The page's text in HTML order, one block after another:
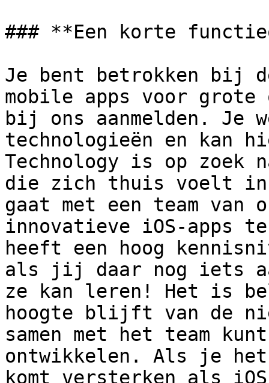
### **Een korte
Je bent betrokken bij
mobile apps voor
bij ons aanmelden. Je
technologieën en kan
Technology is op zoek
die zich thuis voelt in
gaat met een team van
innovatieve iOS-apps
heeft een hoog
als jij daar nog iets
ze kan leren! Het is
hoogte blijft van de
samen met het team
ontwikkelen. Als je het
komt versterken als